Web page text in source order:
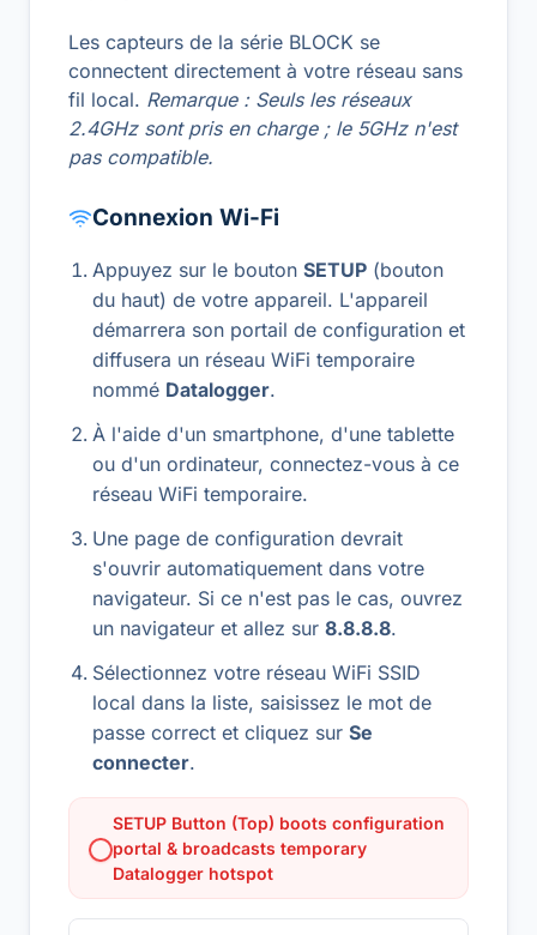
Les capteurs de la série BLOCK se
connectent directement à votre réseau sans
fil local. Remarque : Seuls les réseaux
2.4GHz sont pris en charge ; le 5GHz n'est
pas compatible.
Connexion Wi-Fi
Appuyez sur le bouton SETUP (bouton
du haut) de votre appareil. L'appareil
démarrera son portail de configuration et
diffusera un réseau WiFi temporaire
nommé Datalogger.
À l'aide d'un smartphone, d'une tablette
ou d'un ordinateur, connectez-vous à ce
réseau WiFi temporaire.
Une page de configuration devrait
s'ouvrir automatiquement dans votre
navigateur. Si ce n'est pas le cas, ouvrez
un navigateur et allez sur 8.8.8.8.
Sélectionnez votre réseau WiFi SSID
local dans la liste, saisissez le mot de
passe correct et cliquez sur Se
connecter.
SETUP Button (Top) boots configuration
portal & broadcasts temporary
Datalogger hotspot